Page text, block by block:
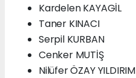
Kardelen KAYAGİL
Taner KINACI
Serpil KURBAN
Cenker MUTİŞ
Nilüfer ÖZAY YILDIRIM